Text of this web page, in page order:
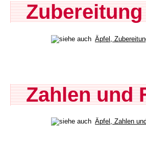
Äpfel,
Zahlen und
Äpfel, Zahlen